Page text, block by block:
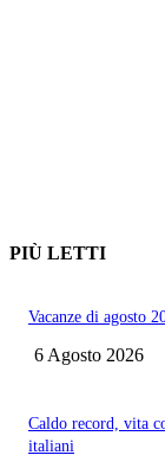
PIÙ LETTI
Vacanze di agosto
6 Agosto 2026
Caldo record, vita
italiani